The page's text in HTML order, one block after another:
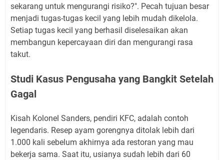
sekarang untuk mengurangi risiko?". Pecah tujuan besar
menjadi tugas-tugas kecil yang lebih mudah dikelola.
Setiap tugas kecil yang berhasil diselesaikan akan
membangun kepercayaan diri dan mengurangi rasa
takut.
Studi Kasus Pengusaha yang Bangkit Setelah
Gagal
Kisah Kolonel Sanders, pendiri KFC, adalah contoh
legendaris. Resep ayam gorengnya ditolak lebih dari
1.000 kali sebelum akhirnya ada restoran yang mau
bekerja sama. Saat itu, usianya sudah lebih dari 60